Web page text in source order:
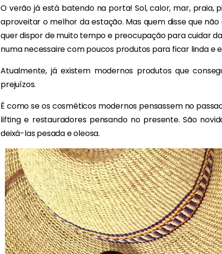
O verão já está batendo na porta! Sol, calor, mar, praia,
aproveitar o melhor da estação. Mas quem disse que
quer dispor de muito tempo e preocupação para cuidar
numa necessaire com poucos produtos para ficar linda e
Atualmente, já existem modernos produtos que
prejuízos.
É como se os cosméticos modernos pensassem no
lifting e restauradores pensando no presente. São
deixá-las pesada e oleosa.